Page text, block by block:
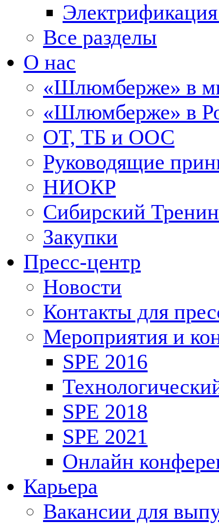
Все разделы
О нас
«Шлюмберже» в
«Шлюмберже» в
ОТ, ТБ и ООС
Руководящие
НИОКР
Сибирский
Закупки
Пресс-центр
Новости
Контакты для
Мероприятия и
SPE 2016
SPE 2018
SPE 2021
Онлайн
Карьера
Вакансии для